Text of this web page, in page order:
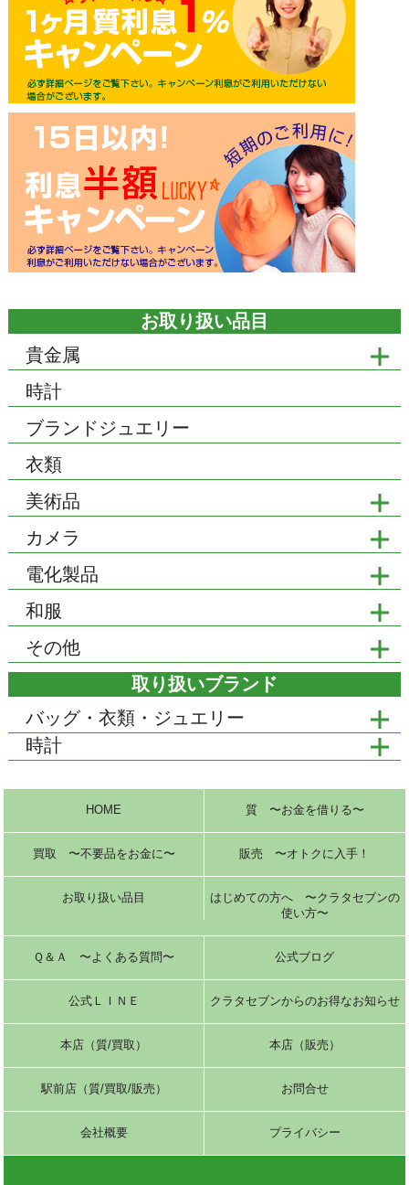
お取り扱い品目
貴金属
時計
ブランドジュエリー
衣類
美術品
カメラ
電化製品
和服
その他
取り扱いブランド
バッグ・衣類・ジュエリー
時計
HOME 質 〜お金を借りる〜
買取 〜不要品をお金に〜 販売 〜オトクに入手！
お取り扱い品目
はじめての方へ 〜クラタセブンの
使い方〜
Ｑ＆Ａ 〜よくある質問〜 公式ブログ
公式ＬＩＮＥ クラタセブンからのお得なお知らせ
本店（質/買取） 本店（販売）
駅前店（質/買取/販売） お問合せ
会社概要 プライバシー